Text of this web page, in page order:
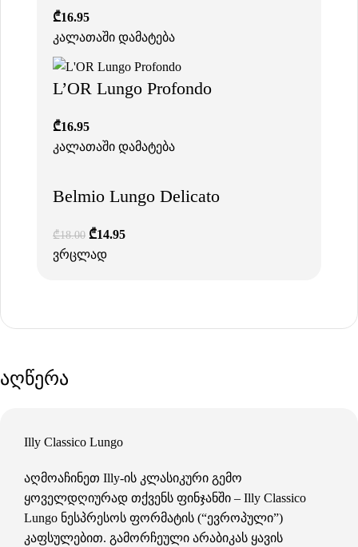
₾16.95
კალათაში დამატება
L’OR Lungo Profondo
₾16.95
კალათაში დამატება
Belmio Lungo Delicato
₾18.00 ₾14.95
ვრცლად
აღწერა
Illy Classico Lungo
აღმოაჩინეთ Illy-ის კლასიკური გემო
ყოველდღიურად თქვენს ფინჯანში – Illy Classico
Lungo ნესპრესოს ფორმატის (“ევროპული”)
კაფსულებით. გამორჩეული არაბიკას ყავის